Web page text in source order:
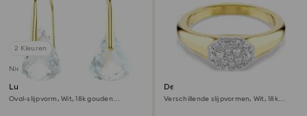
2 Kleuren
Nieuw
Lunar Oorhangers
Oval-slijpvorm, Wit, ‎18k gouden
Dextera ring
Verschillende slijpvormen, Wit, ‎18k